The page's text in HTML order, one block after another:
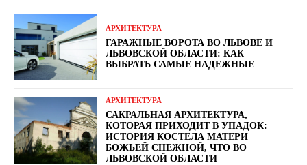
АРХИТЕКТУРА
ГАРАЖНЫЕ ВОРОТА ВО ЛЬВОВЕ И
ЛЬВОВСКОЙ ОБЛАСТИ: КАК
ВЫБРАТЬ САМЫЕ НАДЕЖНЫЕ
АРХИТЕКТУРА
САКРАЛЬНАЯ АРХИТЕКТУРА,
КОТОРАЯ ПРИХОДИТ В УПАДОК:
ИСТОРИЯ КОСТЕЛА МАТЕРИ
БОЖЬЕЙ СНЕЖНОЙ, ЧТО ВО
ЛЬВОВСКОЙ ОБЛАСТИ